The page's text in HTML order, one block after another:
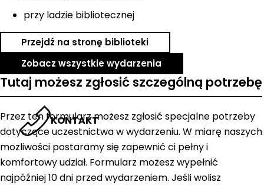
KONTAKT
przy ladzie bibliotecznej
Przejdź na stronę biblioteki
Zobacz wszystkie wydarzenia
Tutaj możesz zgłosić szczególną potrzebę
Przez ten formularz możesz zgłosić specjalne potrzeby
dotyczące uczestnictwa w wydarzeniu. W miarę naszych
możliwości postaramy się zapewnić ci pełny i
komfortowy udział. Formularz możesz wypełnić
najpóźniej 10 dni przed wydarzeniem. Jeśli wolisz